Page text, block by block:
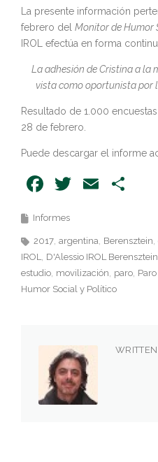
La presente información
febrero del Monitor de Humor
IROL efectúa en forma
La adhesión de Cristina a la
vista como oportunista por
Resultado de 1.000
28 de febrero.
Puede descargar el informe
Facebook
Twitter
Email
Informes
2017 argentina Berensztein
IROL D'Alessio IROL Berensztein
estudio movilización paro
Humor Social y Político